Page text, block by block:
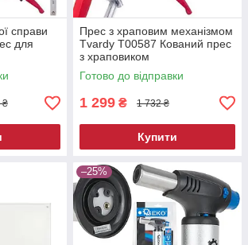
справи
для
₴
Прес з храповим механізмом
Tvardy T00587 Кований прес
з храповиком
Готово до відправки
1 299 ₴ 1 732 ₴
Купити
–25%